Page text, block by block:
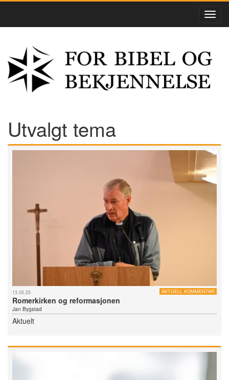
Utvalgt tema
13.05.25 AKTUELL KOMMENTAR
Romerkirken og reformasjonen
Jan Bygstad
Aktuelt